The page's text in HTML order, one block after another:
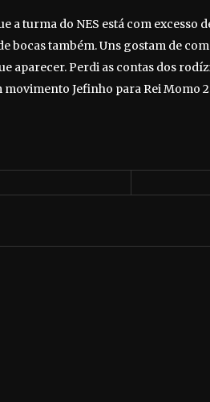
a turma do NES está com excesso
bocas também. Uns gostam de
aparecer. Perdi as contas dos
movimento Jefinho para Rei Momo